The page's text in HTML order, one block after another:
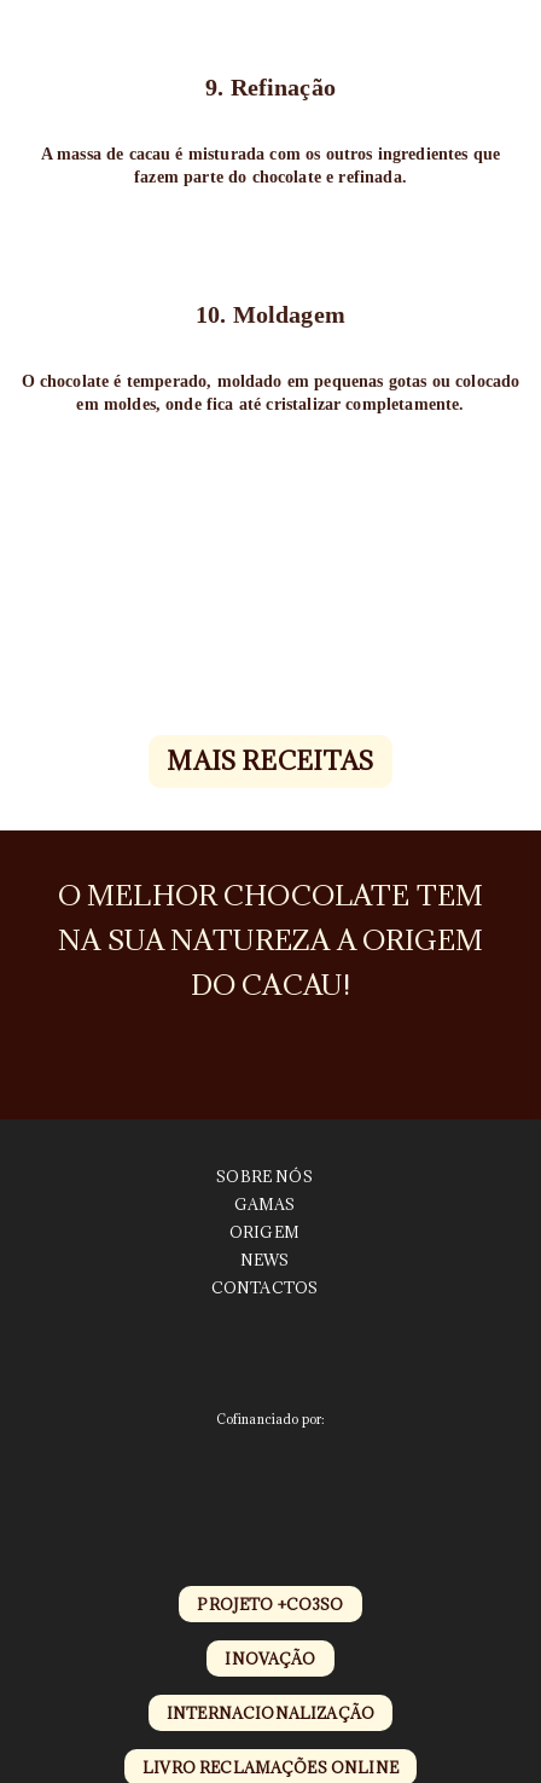
9. Refinação
A massa de cacau é misturada com os outros ingredientes que
fazem parte do chocolate e refinada.
10. Moldagem
O chocolate é temperado, moldado em pequenas gotas ou colocado
em moldes, onde fica até cristalizar completamente.
MAIS RECEITAS
O MELHOR CHOCOLATE TEM
NA SUA NATUREZA A ORIGEM
DO CACAU!
SOBRE NÓS
GAMAS
ORIGEM
NEWS
CONTACTOS
Cofinanciado por:
PROJETO +CO3SO
INOVAÇÃO
INTERNACIONALIZAÇÃO
LIVRO RECLAMAÇÕES ONLINE